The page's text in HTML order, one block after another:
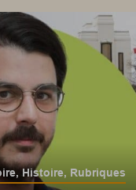
,Histoire, Rubriques